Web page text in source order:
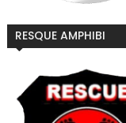
RESQUE AMPHIBI